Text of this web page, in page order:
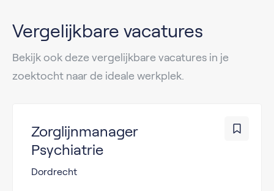
Vergelijkbare vacatures
Bekijk ook deze vergelijkbare vacatures in je
zoektocht naar de ideale werkplek.
Zorglijnmanager
Psychiatrie
Dordrecht